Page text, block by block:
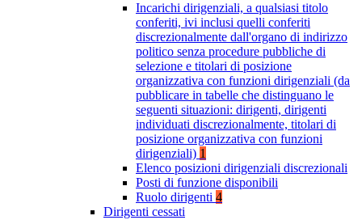
Incarichi dirigenziali, a qualsiasi titolo
conferiti, ivi inclusi quelli conferiti
discrezionalmente dall'organo di indirizzo
politico senza procedure pubbliche di
selezione e titolari di posizione
organizzativa con funzioni dirigenziali (da
pubblicare in tabelle che distinguano le
seguenti situazioni: dirigenti, dirigenti
individuati discrezionalmente, titolari di
posizione organizzativa con funzioni
dirigenziali) 1
Elenco posizioni dirigenziali discrezionali
Posti di funzione disponibili
Ruolo dirigenti 4
Dirigenti cessati